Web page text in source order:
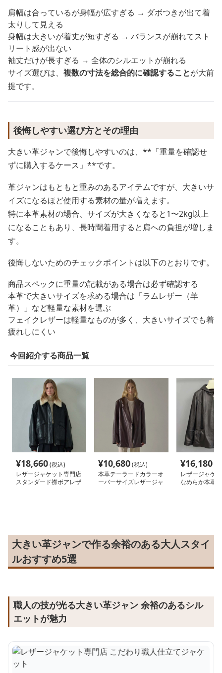
肩幅は合っているが身幅が広すぎる → ダボつきが出て着
太りして見える
身幅は大きいが着丈が短すぎる → バランスが崩れてスト
リート感が出ない
袖丈だけが長すぎる → 全体のシルエットが崩れる
サイズ選びは、 複数の寸法を総合的に確認することが大前
提です。
後悔しやすい選び方とその理由
大きい革ジャンで後悔しやすいのは、**「重量を確認せ
ずに購入するケース」**です。
革ジャンはもともと重みのあるアイテムですが、大きいサ
イズになるほど使用する素材の量が増えます。
特に本革素材の場合、サイズが大きくなると1〜2kg以上
になることもあり、長時間着用すると肩への負担が増しま
す。
後悔しないためのチェックポイントは以下のとおりです。
商品スペックに重量の記載がある場合は必ず確認する
本革で大きいサイズを求める場合は「ラムレザー（羊
革）」など軽量な素材を選ぶ
フェイクレザーは軽量なものが多く、大きいサイズでも着
疲れしにくい
今回紹介する商品一覧
¥18,660(税込)
レザージャケット専門店
スタンダード襟ボアレザ
¥10,680(税込)
本革テーラードカラーオ
ーバーサイズレザージャ
¥16,180
レザージャケ
なめらか本革
大きい革ジャンで作る余裕のある大人スタイ
ルおすすめ5選
職人の技が光る大きい革ジャン 余裕のあるシル
エットが魅力